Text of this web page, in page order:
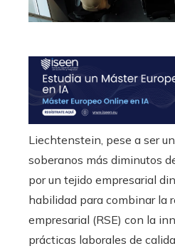
Liechtenstein, pese a ser
soberanos más diminutos
por un tejido empresarial
habilidad para combinar la
empresarial (RSE) con la
prácticas laborales de